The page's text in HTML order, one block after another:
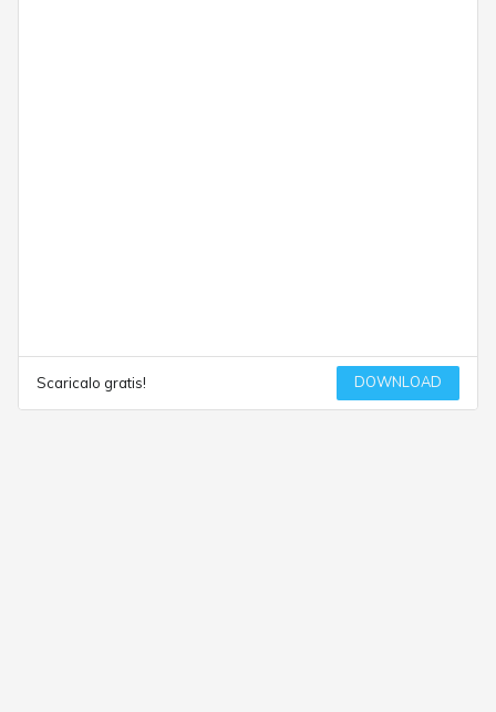
Scaricalo gratis! DOWNLOAD